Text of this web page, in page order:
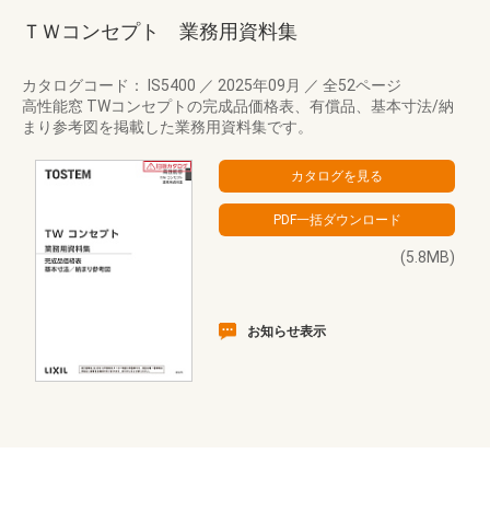
ＴＷコンセプト 業務用資料集
カタログコード： IS5400 ／ 2025年09月 ／ 全52ページ
高性能窓 TWコンセプトの完成品価格表、有償品、基本寸法/納
まり参考図を掲載した業務用資料集です。
(5.8MB)
お知らせ表示